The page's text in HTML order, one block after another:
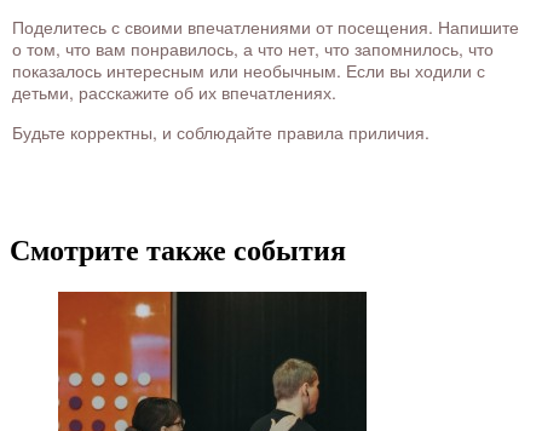
Поделитесь с своими впечатлениями от посещения. Напишите
о том, что вам понравилось, а что нет, что запомнилось, что
показалось интересным или необычным. Если вы ходили с
детьми, расскажите об их впечатлениях.
Будьте корректны, и соблюдайте правила приличия.
Смотрите также события